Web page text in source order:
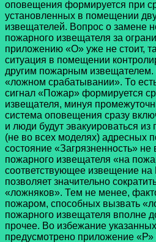
оповещения формируется при
установленных в помещении
извещателей. Вопрос о замене
пожарного извещателя за
приложению «О» уже не стоит,
ситуация в помещении
другим пожарным извещателем.
«ложном срабатывании». То
сигнал «Пожар» формируется
извещателя, минуя
система оповещения сразу
и люди будут эвакуироваться
(не во всех моделях) адресных
состояние «Загрязненность»
пожарного извещателя «на
соответствующее извещение
позволяет значительно
«ложняков». Тем не менее,
пожаром, способных вызвать
пожарного извещателя вполне
прочее. Во избежание
предусмотрено приложение